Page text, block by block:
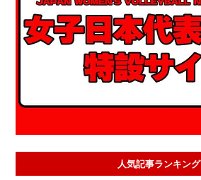
人気記事ランキング